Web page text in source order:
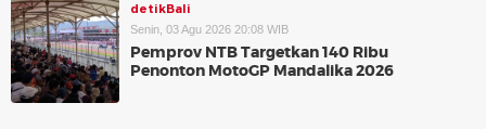
detikBali
Senin, 03 Agu 2026 20:08 WIB
Pemprov NTB Targetkan 140 Ribu
Penonton MotoGP Mandalika 2026